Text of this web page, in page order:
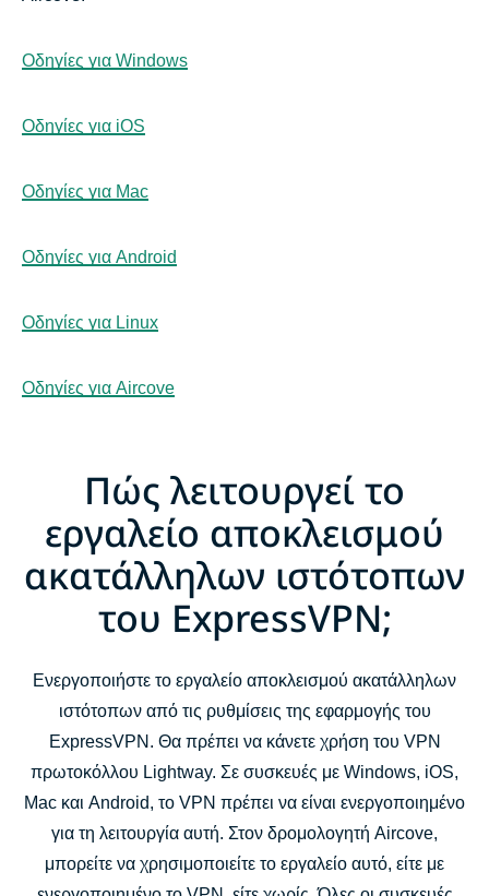
Οδηγίες για Windows
Οδηγίες για iOS
Οδηγίες για Mac
Οδηγίες για Android
Οδηγίες για Linux
Οδηγίες για Aircove
Πώς λειτουργεί το
εργαλείο αποκλεισμού
ακατάλληλων ιστότοπων
του ExpressVPN;
Ενεργοποιήστε το εργαλείο αποκλεισμού ακατάλληλων
ιστότοπων από τις ρυθμίσεις της εφαρμογής του
ExpressVPN. Θα πρέπει να κάνετε χρήση του VPN
πρωτοκόλλου Lightway. Σε συσκευές με Windows, iOS,
Mac και Android, το VPN πρέπει να είναι ενεργοποιημένο
για τη λειτουργία αυτή. Στον δρομολογητή Aircove,
μπορείτε να χρησιμοποιείτε το εργαλείο αυτό, είτε με